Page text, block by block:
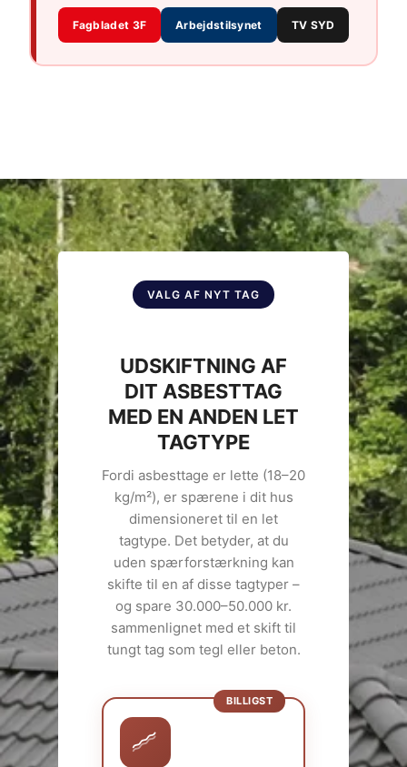
Fagbladet 3F Arbejdstilsynet TV SYD
VALG AF NYT TAG
UDSKIFTNING AF
DIT ASBESTTAG
MED EN ANDEN LET
TAGTYPE
Fordi asbesttage er lette (18–20
kg/m²), er spærene i dit hus
dimensioneret til en let
tagtype. Det betyder, at du
uden spærforstærkning kan
skifte til en af disse tagtyper –
og spare 30.000–50.000 kr.
sammenlignet med et skift til
tungt tag som tegl eller beton.
BILLIGST